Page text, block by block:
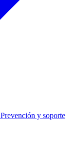
Prevención y soporte